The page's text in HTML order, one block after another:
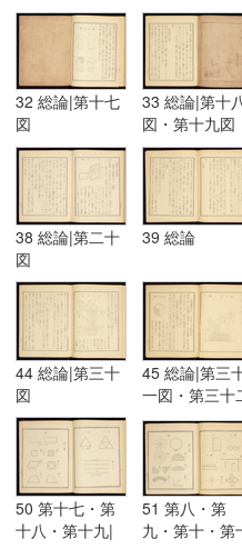
32 総論|第十七
図
33 総論|第十
図・第十九図
38 総論|第二十
図
39 総論
44 総論|第三十
図
45 総論|第三
一図・第三十
図
50 第十七・第
十八・第十九|
51 第八・第
九・第十・第